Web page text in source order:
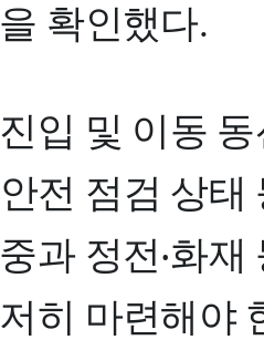
확인했다.
입 및 이동
전 점검 상태
과 정전‧화재
히 마련해야